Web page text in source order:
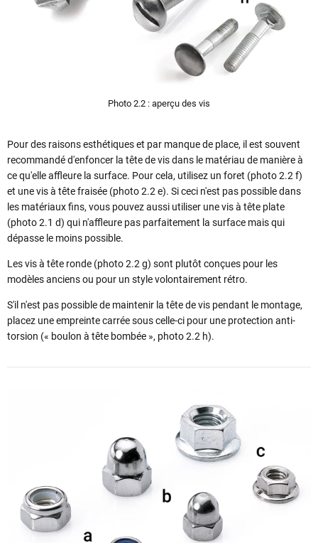
Photo 2.2 : aperçu des vis
Pour des raisons esthétiques et par manque de place, il est souvent
recommandé d'enfoncer la tête de vis dans le matériau de manière à
ce qu'elle affleure la surface. Pour cela, utilisez un foret (photo 2.2 f)
et une vis à tête fraisée (photo 2.2 e). Si ceci n'est pas possible dans
les matériaux fins, vous pouvez aussi utiliser une vis à tête plate
(photo 2.1 d) qui n'affleure pas parfaitement la surface mais qui
dépasse le moins possible.
Les vis à tête ronde (photo 2.2 g) sont plutôt conçues pour les
modèles anciens ou pour un style volontairement rétro.
S'il n'est pas possible de maintenir la tête de vis pendant le montage,
placez une empreinte carrée sous celle-ci pour une protection anti-
torsion (« boulon à tête bombée », photo 2.2 h).